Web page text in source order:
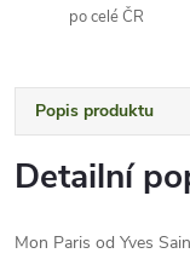
po celé ČR
Popis produktu
Detailní
Mon Paris od Yves